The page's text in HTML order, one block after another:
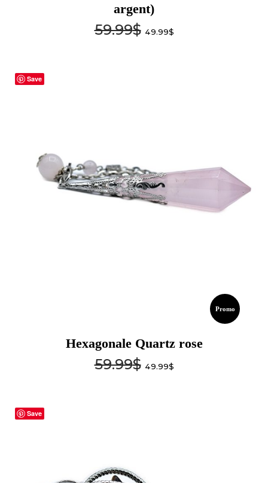
argent)
59.99$ 49.99$
Promo
Hexagonale Quartz rose
59.99$ 49.99$
Save
Save